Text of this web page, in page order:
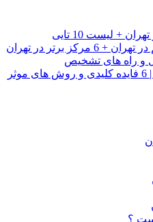
+ لیست 10 تایی
برتر در تهران
و راه های تشخیص
؟